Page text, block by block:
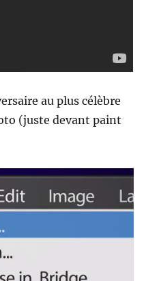
au plus célèbre
(juste devant paint